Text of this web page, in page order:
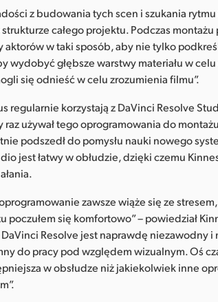
z budowania tych scen i szukania
całego projektu. Podczas
aktorów w taki sposób, aby nie tylko
wydobyć głębsze warstwy materiału w
się odnieść w celu zrozumienia filmu”.
regularnie korzystają z DaVinci Resolve
raz używał tego oprogramowania do
podszedł do pomysłu nauki nowego
jest łatwy w obłudzie, dzięki czemu
zawsze wiąże się ze
poczułem się komfortowo” – powiedział
DaVinci Resolve jest naprawdę niezawodny
do pracy pod względem wizualnym. Oś
w obsłudze niż jakiekolwiek inne